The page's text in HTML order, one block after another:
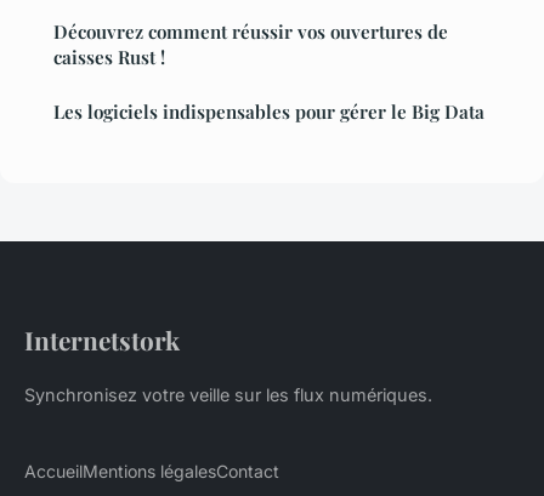
Découvrez comment réussir vos ouvertures de
caisses Rust !
Les logiciels indispensables pour gérer le Big Data
Internetstork
Synchronisez votre veille sur les flux numériques.
AccueilMentions légalesContact